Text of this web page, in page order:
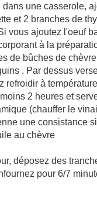
dans une casserole,
et 2 branches de
vous ajoutez l'oeuf
à la
de bûches de
. Par dessus
refroidir à
2 heures et
(chauffer le
une consistance
au chèvre
déposez des
pour 6/7